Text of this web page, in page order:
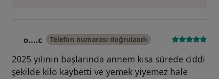
o....c Telefon numarası doğrulandı
2025 yılının başlarında annem kısa sürede ciddi
şekilde kilo kaybetti ve yemek yiyemez hale